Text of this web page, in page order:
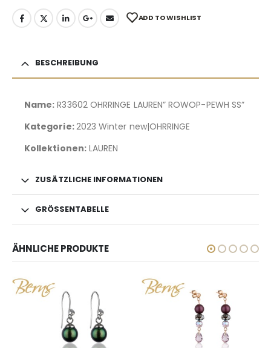
ADD TO WISHLIST
BESCHREIBUNG
Name: R33602 OHRRINGE LAUREN” ROWOP-PEWH SS”
Kategorie:2023 Winter new|OHRRINGE
Kollektionen:LAUREN
ZUSÄTZLICHE INFORMATIONEN
GRÖSSENTABELLE
ÄHNLICHE PRODUKTE